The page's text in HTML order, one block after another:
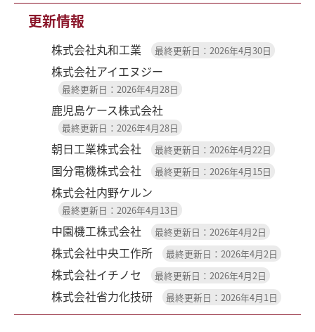
更新情報
株式会社丸和工業 最終更新日：2026年4月30日
株式会社アイエヌジー
最終更新日：2026年4月28日
鹿児島ケース株式会社
最終更新日：2026年4月28日
朝日工業株式会社 最終更新日：2026年4月22日
国分電機株式会社 最終更新日：2026年4月15日
株式会社内野ケルン
最終更新日：2026年4月13日
中園機工株式会社 最終更新日：2026年4月2日
株式会社中央工作所 最終更新日：2026年4月2日
株式会社イチノセ 最終更新日：2026年4月2日
株式会社省力化技研 最終更新日：2026年4月1日